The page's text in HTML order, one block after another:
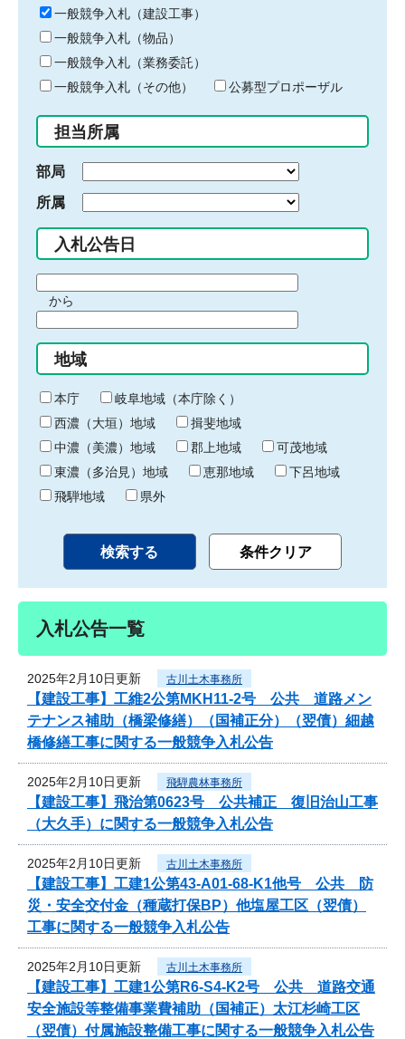
キ
ー
ワ
ー
ド
入
力
一般競争入札（建設工事）
一般競争入札（物品）
一般競争入札（業務委託）
一般競争入札（その他）
公募型プロポーザル
担当所属
部局
所属
入札公告日
間
始
り
から
間
終
わ
り
地域
本庁
岐阜地域（本庁除く）
西濃（大垣）地域
揖斐地域
中濃（美濃）地域
郡上地域
可茂地域
東濃（多治見）地域
恵那地域
下呂地域
飛騨地域
県外
入札公告一覧
2025年2月10日更新 古川土木事務所
【建設工事】工維2公第MKH11-2号 公共 道路メン
テナンス補助（橋梁修繕）（国補正分）（翌債）細越
橋修繕工事に関する一般競争入札公告
2025年2月10日更新 飛騨農林事務所
【建設工事】飛治第0623号 公共補正 復旧治山工事
（大久手）に関する一般競争入札公告
2025年2月10日更新 古川土木事務所
【建設工事】工建1公第43-A01-68-K1他号 公共 防
災・安全交付金（種蔵打保BP）他塩屋工区（翌債）
工事に関する一般競争入札公告
2025年2月10日更新 古川土木事務所
【建設工事】工建1公第R6-S4-K2号 公共 道路交通
安全施設等整備事業費補助（国補正）太江杉崎工区
（翌債）付属施設整備工事に関する一般競争入札公告